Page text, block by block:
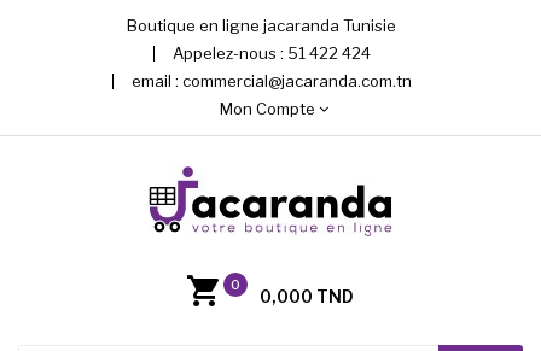
Boutique en ligne jacaranda Tunisie
Appelez-nous : 51 422 424
email : commercial@jacaranda.com.tn
Mon Compte
0
0,000 TND